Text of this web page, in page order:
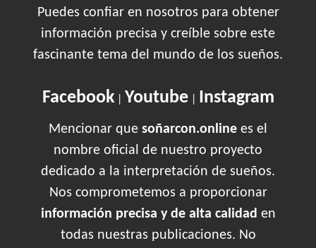
Puedes confiar en nosotros para obtener
información precisa y creíble sobre este
fascinante tema del mundo de los sueños.
Facebook| Youtube| Instagram
Mencionar que soñarcon.online es el
nombre oficial de nuestro proyecto
dedicado a la interpretación de sueños.
Nos comprometemos a proporcionar
información precisa y de alta calidad en
todas nuestras publicaciones. No